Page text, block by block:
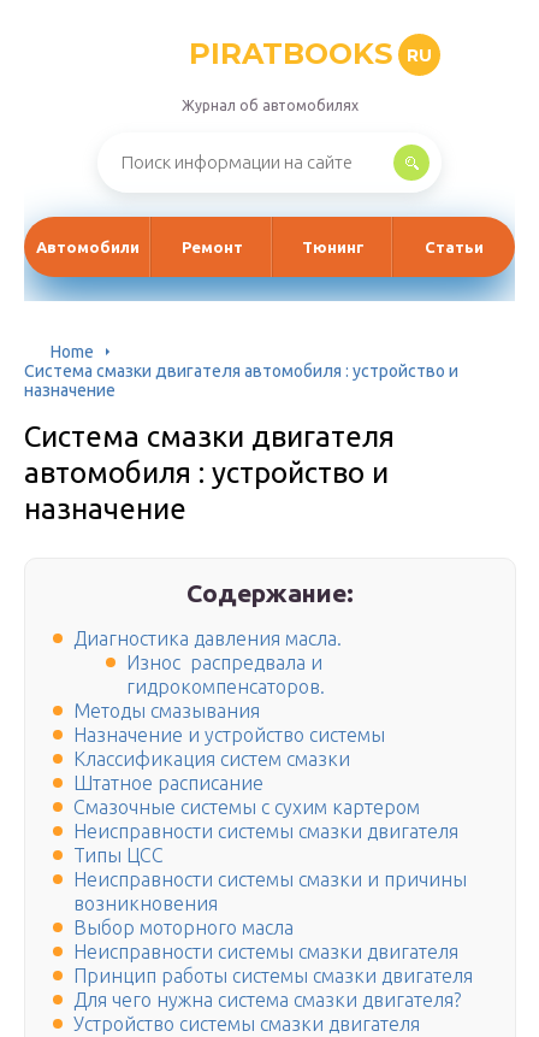
PIRATBOOKS RU
Журнал об автомобилях
Автомобили Ремонт Тюнинг Статьи
Home
Система смазки двигателя автомобиля : устройство и
назначение
Система смазки двигателя
автомобиля : устройство и
назначение
Содержание:
Диагностика давления масла.
Износ распредвала и
гидрокомпенсаторов.
Методы смазывания
Назначение и устройство системы
Классификация систем смазки
Штатное расписание
Смазочные системы с сухим картером
Неисправности системы смазки двигателя
Типы ЦСС
Неисправности системы смазки и причины
возникновения
Выбор моторного масла
Неисправности системы смазки двигателя
Принцип работы системы смазки двигателя
Для чего нужна система смазки двигателя?
Устройство системы смазки двигателя